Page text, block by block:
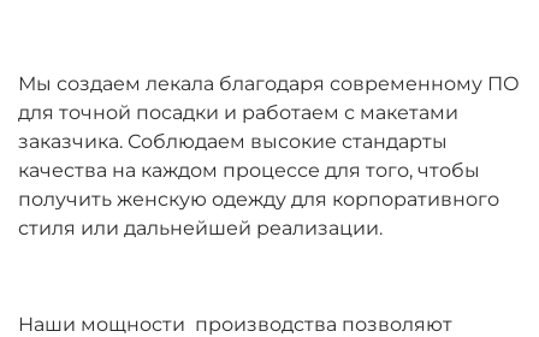
Мы создаем лекала благодаря современному ПО
для точной посадки и работаем с макетами
заказчика. Соблюдаем высокие стандарты
качества на каждом процессе для того, чтобы
получить женскую одежду для корпоративного
стиля или дальнейшей реализации.
Наши мощности производства позволяют